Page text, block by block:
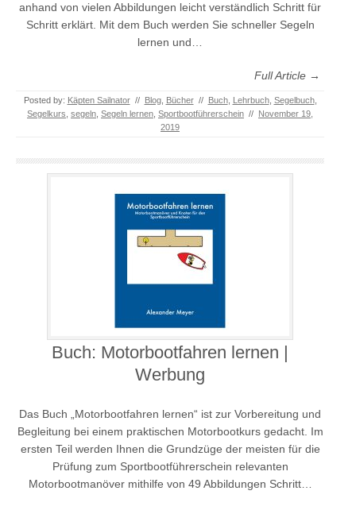
anhand von vielen Abbildungen leicht verständlich Schritt für
Schritt erklärt. Mit dem Buch werden Sie schneller Segeln
lernen und…
Full Article →
Posted by: Käpten Sailnator // Blog, Bücher // Buch, Lehrbuch, Segelbuch,
Segelkurs segeln Segeln lernen Sportbootführerschein // November 19,
2019
Buch: Motorbootfahren lernen |
Werbung
Das Buch „Motorbootfahren lernen“ ist zur Vorbereitung und
Begleitung bei einem praktischen Motorbootkurs gedacht. Im
ersten Teil werden Ihnen die Grundzüge der meisten für die
Prüfung zum Sportbootführerschein relevanten
Motorbootmanöver mithilfe von 49 Abbildungen Schritt…